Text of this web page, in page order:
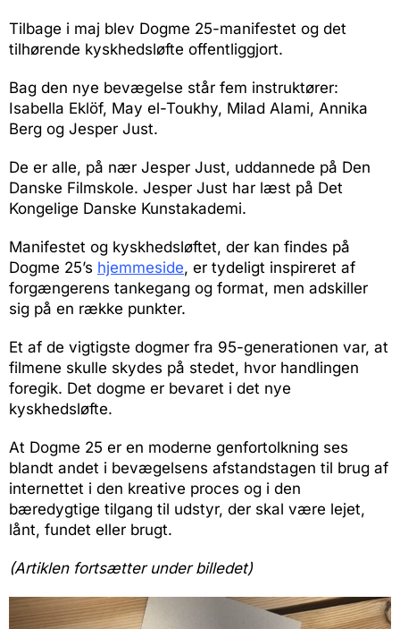
Tilbage i maj blev Dogme 25-manifestet og det
tilhørende kyskhedsløfte offentliggjort.
Bag den nye bevægelse står fem instruktører:
Isabella Eklöf, May el-Toukhy, Milad Alami, Annika
Berg og Jesper Just.
De er alle, på nær Jesper Just, uddannede på Den
Danske Filmskole. Jesper Just har læst på Det
Kongelige Danske Kunstakademi.
Manifestet og kyskhedsløftet, der kan findes på
Dogme 25’s hjemmeside, er tydeligt inspireret af
forgængerens tankegang og format, men adskiller
sig på en række punkter.
Et af de vigtigste dogmer fra 95-generationen var, at
filmene skulle skydes på stedet, hvor handlingen
foregik. Det dogme er bevaret i det nye
kyskhedsløfte.
At Dogme 25 er en moderne genfortolkning ses
blandt andet i bevægelsens afstandstagen til brug af
internettet i den kreative proces og i den
bæredygtige tilgang til udstyr, der skal være lejet,
lånt, fundet eller brugt.
(Artiklen fortsætter under billedet)